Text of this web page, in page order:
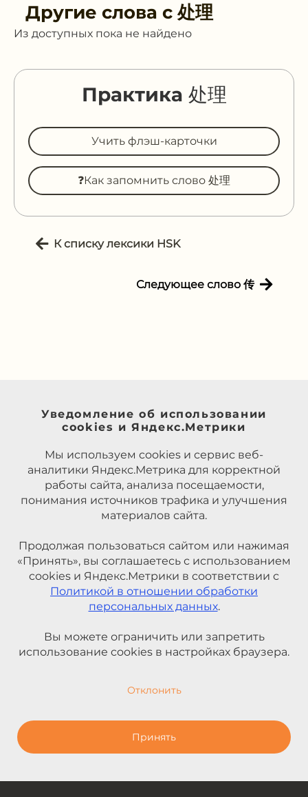
Другие слова с 处理
Из доступных пока не найдено
Практика 处理
Учить флэш-карточки
❓Как запомнить слово 处理
К списку лексики HSK
Следующее слово 传
Уведомление об использовании
cookies и Яндекс.Метрики
Мы используем cookies и сервис веб-
аналитики Яндекс.Метрика для корректной
работы сайта, анализа посещаемости,
понимания источников трафика и улучшения
материалов сайта.
Продолжая пользоваться сайтом или нажимая
«Принять», вы соглашаетесь с использованием
cookies и Яндекс.Метрики в соответствии с
Политикой в отношении обработки
персональных данных.
Вы можете ограничить или запретить
использование cookies в настройках браузера.
Отклонить
Принять